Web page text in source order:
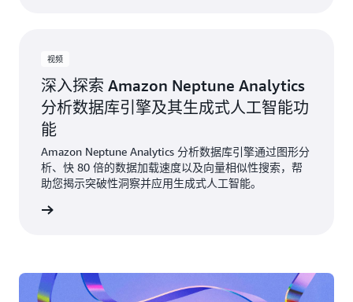
视频
深入探索 Amazon Neptune Analytics
分析数据库引擎及其生成式人工智能功
能
Amazon Neptune Analytics 分析数据库引擎通过图形分
析、快 80 倍的数据加载速度以及向量相似性搜索，帮
助您揭示突破性洞察并应用生成式人工智能。